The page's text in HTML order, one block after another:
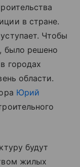
в стране.
Чтобы
было решено
городах
области.
Юрий
будут
жилых